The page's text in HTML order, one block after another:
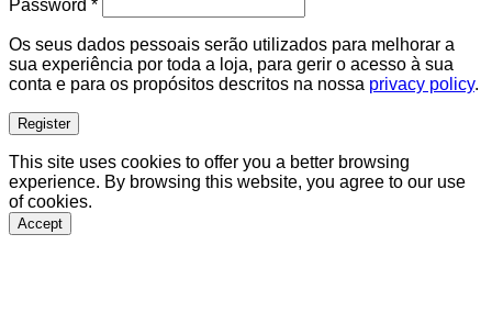
Password *
Os seus dados pessoais serão utilizados para melhorar a
sua experiência por toda a loja, para gerir o acesso à sua
conta e para os propósitos descritos na nossa privacy policy.
Register
This site uses cookies to offer you a better browsing
experience. By browsing this website, you agree to our use
of cookies.
Accept